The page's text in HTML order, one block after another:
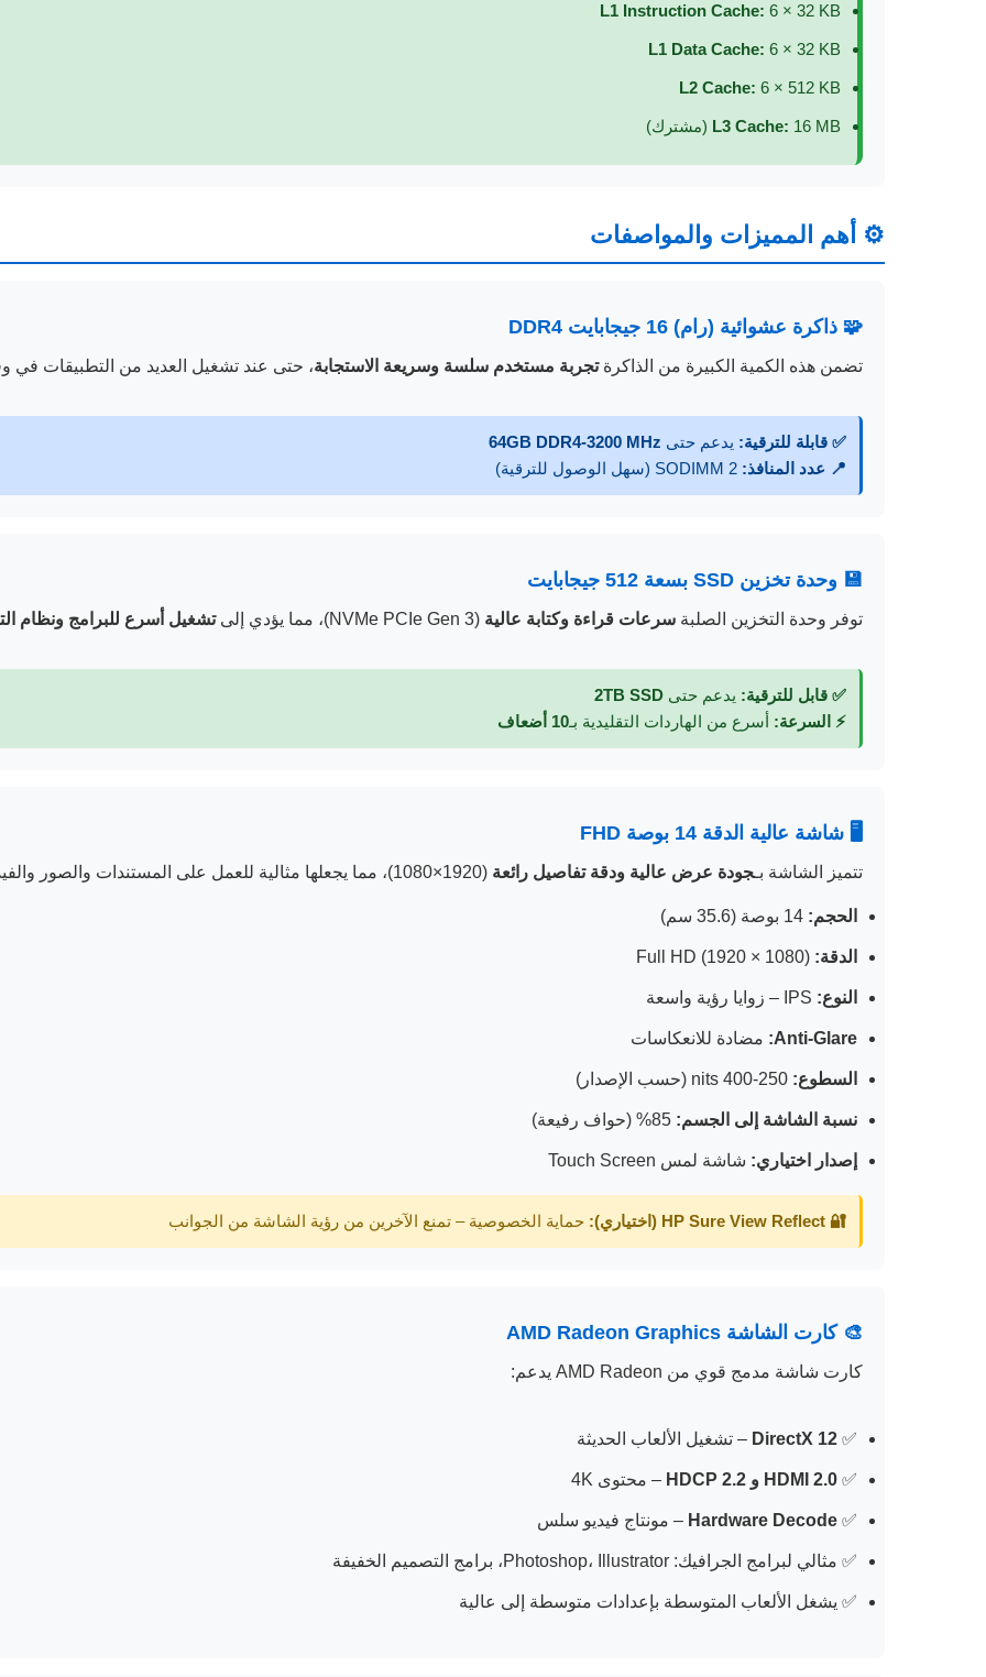
L1 Instruction Cache: 6 × 32 KB
L1 Data Cache: 6 × 32 KB
L2 Cache: 6 × 512 KB
L3 Cache: 16 MB (مشترك)
⚙️ أهم المميزات والمواصفات
🧩 ذاكرة عشوائية (رام) 16 جيجابايت DDR4
تضمن هذه الكمية الكبيرة من الذاكرةتجربة مستخدم سلسة وسريعة الاستجابة، حتى عند تشغيل العديد من التطبيقات في
✅ قابلة للترقية: يدعم حتى 64GB DDR4-3200 MHz
📍 عدد المنافذ:
💾 وحدة تخزين SSD بسعة 512 جيجابايت
توفر وحدة التخزين الصلبة سرعات قراءة وكتابة عالية (NVMe PCIe Gen 3)، مما يؤدي إلى تشغيل أسرع للبرامج ونظام
✅ قابل للترقية: يدعم حتى 2TB SSD
⚡ السرعة: أسرع من الهاردات التقليدية بـ10 أضعاف
🖥️ شاشة عالية الدقة 14 بوصة FHD
تتميز الشاشة بـجودة عرض عالية ودقة تفاصيل رائعة (1920×1080)، مما يجعلها مثالية للعمل على المستندات والصور والفيديوهات.
الحجم:
الدقة:
النوع:
Anti-Glare: مضادة للانعكاسات
السطوع:
نسبة الشاشة إلى الجسم:
إصدار اختياري: شاشة لمس Touch Screen
🔐 HP Sure View Reflect (اختياري): حماية الخصوصية – تمنع الآخرين من رؤية الشاشة من الجوانب
🎨 كارت الشاشة AMD Radeon Graphics
كارت شاشة مدمج قوي من AMD Radeon يدعم:
✅
DirectX 12 – تشغيل الألعاب الحديثة
✅ HDMI 2.0 و HDCP 2.2 – محتوى 4K
✅
Hardware Decode – مونتاج فيديو سلس
✅ مثالي لبرامج الجرافيك: Photoshop، Illustrator، برامج التصميم الخفيفة
✅ يشغل الألعاب المتوسطة بإعدادات متوسطة إلى عالية